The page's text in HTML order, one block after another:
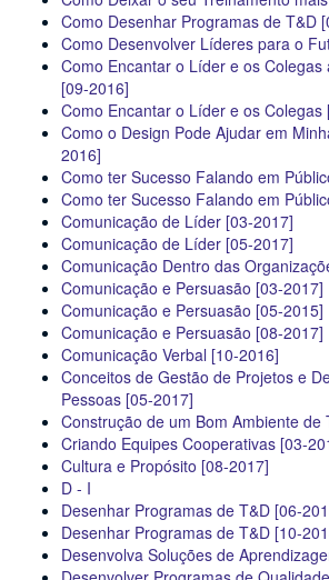
Como Desenhar Programas de T&D
Como Desenvolver Líderes para o
Como Encantar o Líder e os Colegas
[09-2016]
Como Encantar o Líder e os Colegas
Como o Design Pode Ajudar em
2016]
Como ter Sucesso Falando em
Como ter Sucesso Falando em
Comunicação de Líder [03-2017]
Comunicação de Líder [05-2017]
Comunicação Dentro das
Comunicação e Persuasão [03-2017]
Comunicação e Persuasão [05-2015]
Comunicação e Persuasão [08-2017]
Comunicação Verbal [10-2016]
Conceitos de Gestão de Projetos e
Pessoas [05-2017]
Construção de um Bom Ambiente de
Criando Equipes Cooperativas [03-
Cultura e Propósito [08-2017]
D - I
Desenhar Programas de T&D [06-
Desenhar Programas de T&D [10-
Desenvolva Soluções de